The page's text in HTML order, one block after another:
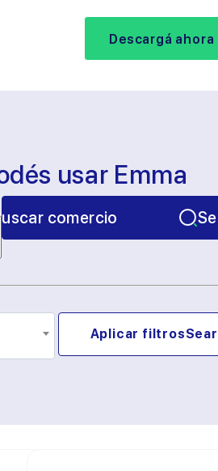
Descargá ahora
usar Emma
comercio
Aplicar filtros